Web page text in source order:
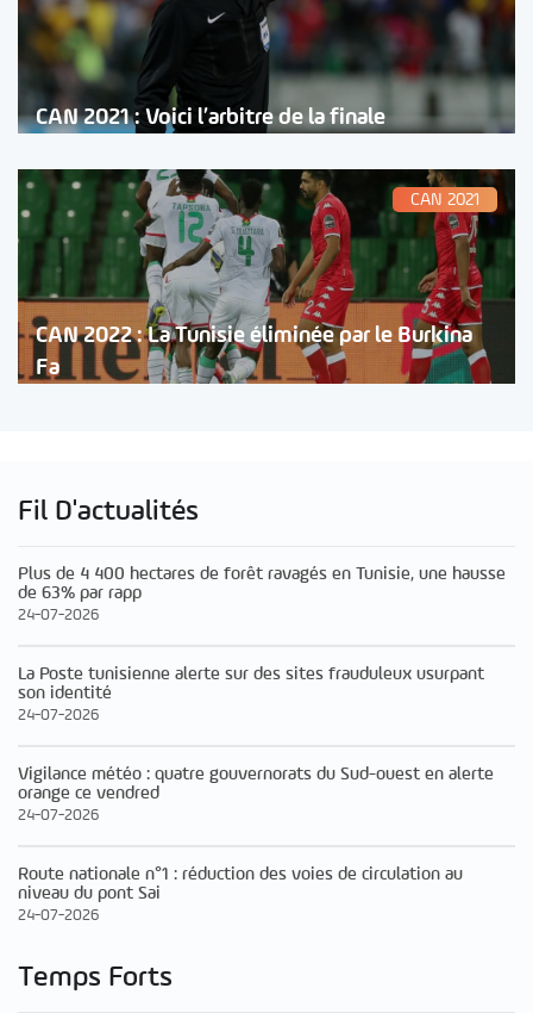
CAN 2021 : Voici l’arbitre de la finale
CAN 2021
CAN 2022 : La Tunisie éliminée par le Burkina
Fa
Fil D'actualités
Plus de 4 400 hectares de forêt ravagés en Tunisie, une hausse
de 63% par rapp
24-07-2026
La Poste tunisienne alerte sur des sites frauduleux usurpant
son identité
24-07-2026
Vigilance météo : quatre gouvernorats du Sud-ouest en alerte
orange ce vendred
24-07-2026
Route nationale n°1 : réduction des voies de circulation au
niveau du pont Sai
24-07-2026
Temps Forts